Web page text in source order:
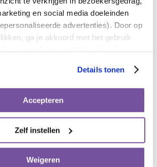
en social media doeleinden
advertenties). Door op
ga je akkoord met het gebruik
In onze privacyverklaring kun je meer
ga je alleen akkoord met het gebruik
Details tonen
Accepteren
Zelf instellen
Weigeren
bestuurder a.i. bij Careaz:
zelfstandig blijven wonen,
mensen willen. Dat ook in de
blijven bieden, vraagt
van de manier waarop zorg
is georganiseerd. Daar horen
concepten bij,
de traditionele thuiszorg en de